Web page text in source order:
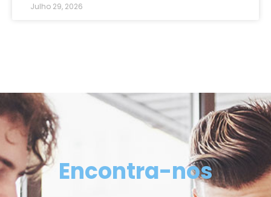
Julho 29, 2026
Encontra-nos